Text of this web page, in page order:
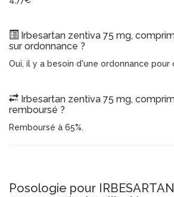
Irbesartan zentiva 75 mg,
sur ordonnance ?
Oui, il y a besoin d'une ordonnance pour
Irbesartan zentiva 75 mg,
remboursé ?
Remboursé à 65%.
Posologie pour